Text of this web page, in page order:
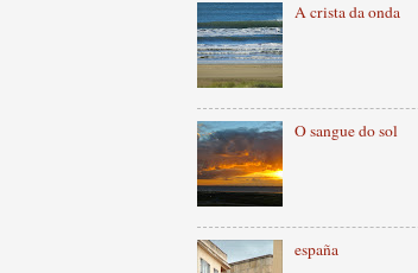
A crista da onda
O sangue do sol
españa